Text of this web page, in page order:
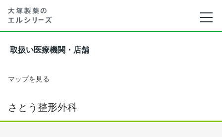
取扱い医療機関・店舗
マップを見る
さとう整形外科